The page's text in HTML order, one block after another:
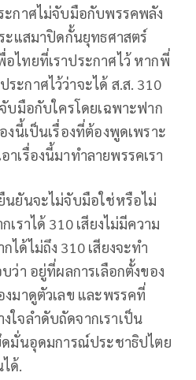
กาศไม่จับมือกับพรรคพลัง
ะแสมาปิดกั้นยุทธศาสตร์
ไทยที่เราประกาศไว้ หากพี่
ะกาศไว้ว่าจะได้ ส.ส. 310
บมือกับใครโดยเฉพาะฟาก
งนี้เป็นเรื่องที่ต้องพูดเพราะ
าเรื่องนี้มาทำลายพรรคเรา
นยันจะไม่จับมือใช่หรือไม่
ราได้ 310 เสียงไม่มีความ
ได้ไม่ถึง 310 เสียงจะทำ
ว่า อยู่ที่ผลการเลือกตั้งของ
งมาดูตัวเลข และพรรคที่
ใจลำดับถัดจากเราเป็น
ดมั่นอุดมการณ์ประชาธิปไตย
ด้.